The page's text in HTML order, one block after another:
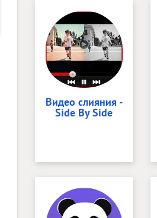
Видео слияния -
Side By Side